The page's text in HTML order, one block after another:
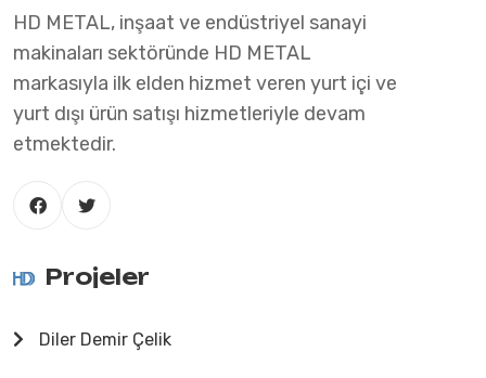
HD METAL, inşaat ve endüstriyel sanayi
makinaları sektöründe HD METAL
markasıyla ilk elden hizmet veren yurt içi ve
yurt dışı ürün satışı hizmetleriyle devam
etmektedir.
Projeler
Diler Demir Çelik